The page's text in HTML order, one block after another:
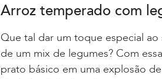
Arroz temperado com
Que tal dar um toque especial
de um mix de legumes? Com
prato básico em uma explosão